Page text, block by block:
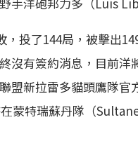
投了144局，被擊出
沒有簽約消息，目前
盟新拉雷多貓頭鷹隊
蒙特瑞蘇丹隊（